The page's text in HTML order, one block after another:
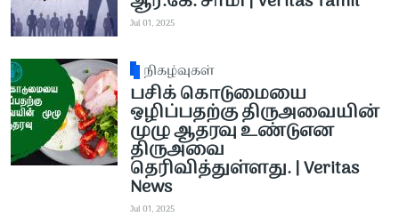
Jul 01, 2025
நிகழ்வுகள்
பசிக் கொடுமையை
ஒழிப்பதற்கு திருஅவையின்
முழு ஆதரவு உண்டுஎன
திருஅவை
தெரிவித்துள்ளது. | Veritas
News
Jul 01, 2025